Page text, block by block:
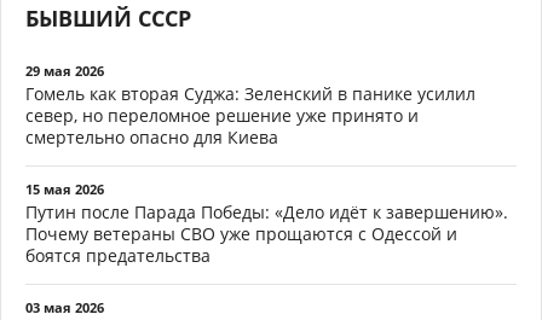
БЫВШИЙ СССР
29 мая 2026
Гомель как вторая Суджа: Зеленский в панике усилил
север, но переломное решение уже принято и
смертельно опасно для Киева
15 мая 2026
Путин после Парада Победы: «Дело идёт к завершению».
Почему ветераны СВО уже прощаются с Одессой и
боятся предательства
03 мая 2026